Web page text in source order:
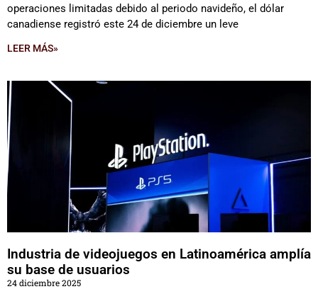
operaciones limitadas debido al periodo navideño, el dólar
canadiense registró este 24 de diciembre un leve
LEER MÁS»
Industria de videojuegos en Latinoamérica amplía
su base de usuarios
24 diciembre 2025